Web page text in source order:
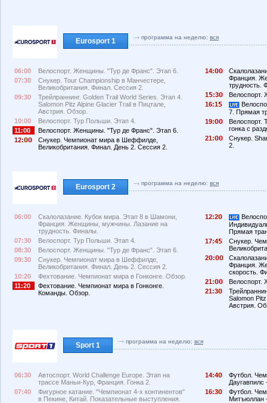
Eurosport 1 программа на неделю: вся
06:00
Велоспорт. Женщины. "Тур де Франс". Этап 6.
07:30
Снукер. Tour Championship в Манчестере,
Великобритания. Финал. Сессия 2.
09:30
Трейлраннинг. Golden Trail World Series. Этап 4.
Salomon Pitz Alpine Glacier Trail в Пицтале,
Австрия. Обзор.
10:00
Велоспорт. Тур Польши. Этап 4.
11:00
Велоспорт. Женщины. "Тур де Франс". Этап 6.
12:
Снукер. Чемпионат мира в Шеффилде,
Великобритания. Финал. День 2. Сессия 2.
14:
Франция.
трудность.
1
:3
Велоспорт.
16:1
7. Прямая
19:
Велоспорт.
гонка с
21:
Снукер.
2.
Eurosport 2 программа на неделю: вся
06:00
Скалолазание. Кубок мира. Этап 8 в Шамони,
Франция. Женщины, мужчины. Лазание на
трудность. Финалы.
07:30
Велоспорт. Тур Польши. Этап 4.
08:30
Велоспорт. Женщины. "Тур де Франс". Этап 6.
09:30
Снукер. Чемпионат мира в Шеффилде,
Великобритания. Финал. День 2. Сессия 2.
10:20
Фехтование. Чемпионат мира в Гонконге. Обзор.
11:20
Фехтование. Чемпионат мира в Гонконге.
Команды. Обзор.
12:2
Прямая
17:4
Снукер.
2
:
Франция.
скорость.
21:
Велоспорт.
21:3
Salomon
Австрия.
Sport 1 программа на неделю: вся
06:30
Автоспорт. World Challenge Europe. Этап на
трассе Маньи-Кур, Франция. Гонка 2.
07:40
Фигурное катание. "Чемпионат 4-х континентов"
в Пекине, Китай. Показательные выступления.
14:4
Футбол.
Даугавпилс
16:3
Футбол.
Митъюллан